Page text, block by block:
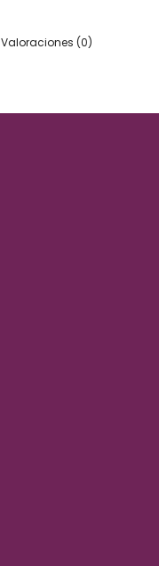
Valoraciones (0)